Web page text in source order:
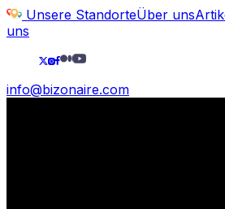
Unsere StandorteÜber uns
uns
info@bizonaire.com